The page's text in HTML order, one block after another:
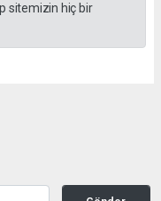
sitemizin hiç bir